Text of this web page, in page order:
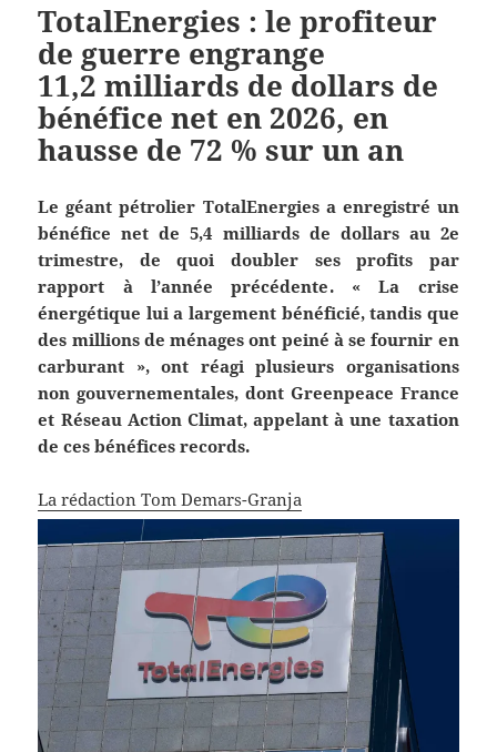
TotalEnergies : le profiteur
de guerre engrange
11,2 milliards de dollars de
bénéfice net en 2026, en
hausse de 72 % sur un an
Le géant pétrolier TotalEnergies a enregistré un
bénéfice net de 5,4 milliards de dollars au 2e
trimestre, de quoi doubler ses profits par
rapport à l’année précédente. « La crise
énergétique lui a largement bénéficié, tandis que
des millions de ménages ont peiné à se fournir en
carburant », ont réagi plusieurs organisations
non gouvernementales, dont Greenpeace France
et Réseau Action Climat, appelant à une taxation
de ces bénéfices records.
La rédactionTom Demars-Granja